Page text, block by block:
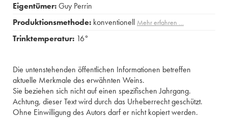
Eigentümer:Guy Perrin
Produktionsmethode: konventionell Mehr erfahren …
Trinktemperatur: 16°
Die untenstehenden öffentlichen Informationen betreffen
aktuelle Merkmale des erwähnten Weins.
Sie beziehen sich nicht auf einen spezifischen Jahrgang.
Achtung, dieser Text wird durch das Urheberrecht geschützt.
Ohne Einwilligung des Autors darf er nicht kopiert werden.